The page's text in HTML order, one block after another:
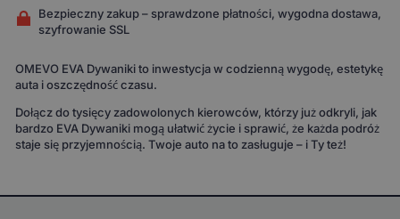
Bezpieczny zakup – sprawdzone płatności, wygodna dostawa,
szyfrowanie SSL
OMEVO EVA Dywaniki to inwestycja w codzienną wygodę, estetykę
auta i oszczędność czasu.
Dołącz do tysięcy zadowolonych kierowców, którzy już odkryli, jak
bardzo EVA Dywaniki mogą ułatwić życie i sprawić, że każda podróż
staje się przyjemnością. Twoje auto na to zasługuje – i Ty też!